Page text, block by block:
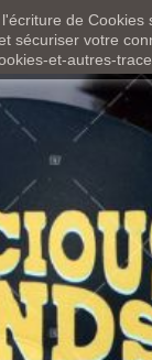
de
votre
et-autres-